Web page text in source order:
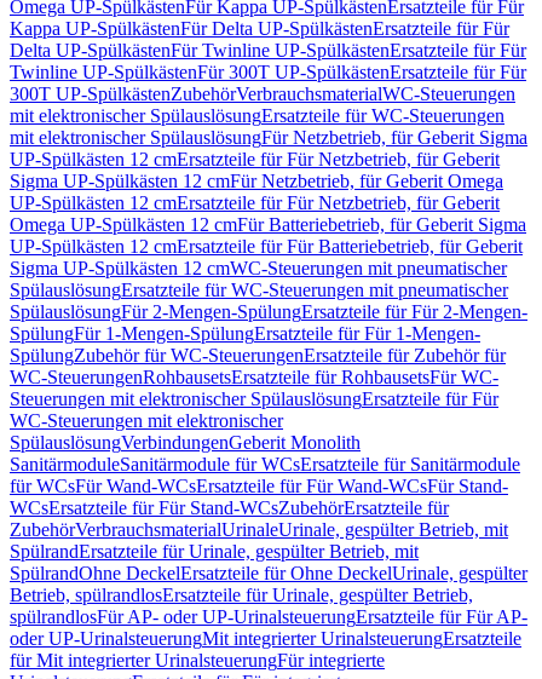
Omega UP-SpülkästenFür Kappa UP-SpülkästenErsatzteile für Für
Kappa UP-SpülkästenFür Delta UP-SpülkästenErsatzteile für Für
Delta UP-SpülkästenFür Twinline UP-SpülkästenErsatzteile für Für
Twinline UP-SpülkästenFür 300T UP-SpülkästenErsatzteile für Für
300T UP-SpülkästenZubehörVerbrauchsmaterialWC-Steuerungen
mit elektronischer SpülauslösungErsatzteile für WC-Steuerungen
mit elektronischer SpülauslösungFür Netzbetrieb, für Geberit Sigma
UP-Spülkästen 12 cmErsatzteile für Für Netzbetrieb, für Geberit
Sigma UP-Spülkästen 12 cmFür Netzbetrieb, für Geberit Omega
UP-Spülkästen 12 cmErsatzteile für Für Netzbetrieb, für Geberit
Omega UP-Spülkästen 12 cmFür Batteriebetrieb, für Geberit Sigma
UP-Spülkästen 12 cmErsatzteile für Für Batteriebetrieb, für Geberit
Sigma UP-Spülkästen 12 cmWC-Steuerungen mit pneumatischer
SpülauslösungErsatzteile für WC-Steuerungen mit pneumatischer
SpülauslösungFür 2-Mengen-SpülungErsatzteile für Für 2-Mengen-
SpülungFür 1-Mengen-SpülungErsatzteile für Für 1-Mengen-
SpülungZubehör für WC-SteuerungenErsatzteile für Zubehör für
WC-SteuerungenRohbausetsErsatzteile für RohbausetsFür WC-
Steuerungen mit elektronischer SpülauslösungErsatzteile für Für
WC-Steuerungen mit elektronischer
SpülauslösungVerbindungenGeberit Monolith
SanitärmoduleSanitärmodule für WCsErsatzteile für Sanitärmodule
für WCsFür Wand-WCsErsatzteile für Für Wand-WCsFür Stand-
WCsErsatzteile für Für Stand-WCsZubehörErsatzteile für
ZubehörVerbrauchsmaterialUrinaleUrinale, gespülter Betrieb, mit
SpülrandErsatzteile für Urinale, gespülter Betrieb, mit
SpülrandOhne DeckelErsatzteile für Ohne DeckelUrinale, gespülter
Betrieb, spülrandlosErsatzteile für Urinale, gespülter Betrieb,
spülrandlosFür AP- oder UP-UrinalsteuerungErsatzteile für Für AP-
oder UP-UrinalsteuerungMit integrierter UrinalsteuerungErsatzteile
für Mit integrierter UrinalsteuerungFür integrierte